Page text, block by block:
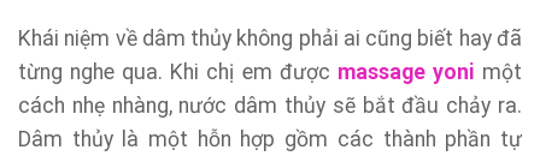
Khái niệm về dâm thủy không phải ai cũng biết hay đã
từng nghe qua. Khi chị em được massage yoni một
cách nhẹ nhàng, nước dâm thủy sẽ bắt đầu chảy ra.
Dâm thủy là một hỗn hợp gồm các thành phần tự